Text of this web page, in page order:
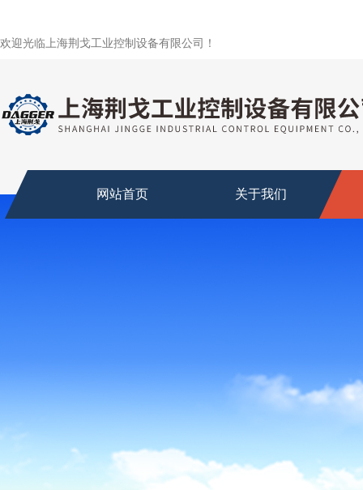
欢迎光临上海荆戈工业控制设备有限公司！
网站首页 关于我们